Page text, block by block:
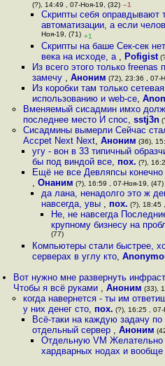
(?), 14:49 , 07-Ноя-19, (32) –1
Скрипты себя оправдывают
автоматизации, а если
Ноя-19, (71) +1
Скрипты на баше Сек-сек
века на исходе, а , Pofigist
Из всего этого только
замечу , Аноним (72), 23:36 , 07-
Из коробки там только
использованию и web-се,
Вменяемый сисадмин имхо
последнее место И спос, sstj3n
Сисадмины вымерли Сейчас
Accpet Next Next, Аноним (36),
угу - вон в 33 типичный
бы под виндой все, пох. (?),
Ещё не все Девляпсы
, Онаним (?), 16:59 , 07-Ноя-19, (47)
да лана, ненадолго это ж
навсегда, увы , пох. (?), 18:45
Не, не навсегда
крупному бизнесу на
(77)
Компьютеры стали быстрее,
серверах в углу кто,
Вот нужно мне развернуть
Чтобы я всё руками ,Аноним (33),
когда навернется - ты им
у них денег сто, пох. (?), 16:25 ,
Всё-таки на каждую задачу
отдельный сервер , Аноним
Отдельную VM Желательно
хардварных нодах и вообще